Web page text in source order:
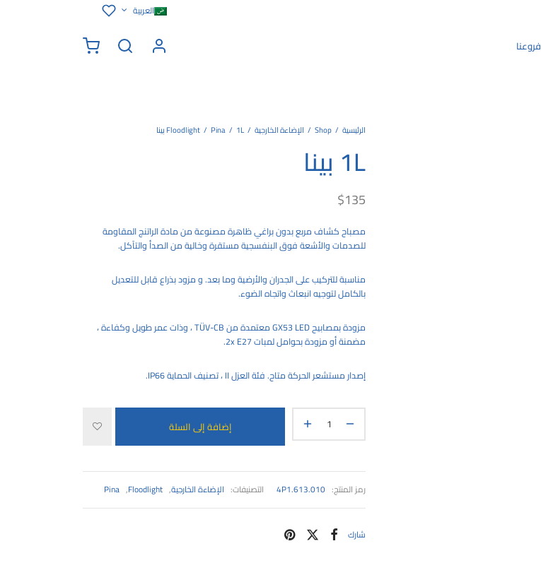
العربية
فروعنا
الرئيسية /
Shop
/ الإضاءة الخارجية /
Floodlight / Pina / 1L بينا
1L بينا
$135
مصباح كشاف مربع بدون براغي ظاهرة مصنوعة من مادة الراتنج المقاومة
للصدمات والأشعة فوق البنفسجية مستقرة وخالية من الصدأ والتآكل.
مناسبة للتركيب على الجدران والأرضية وما بعد. و مزود بذراع قابل للتعديل
بالكامل لتوجيه انبعاث واتجاه الضوء.
مزودة بمصابيح GX53 LED معتمدة من TÜV-CB ، وذات عمر طويل وكفاءة ،
مضمنة أو مزودة بحوامل لمبات 2x E27.
إصدار مستشعر الحركة متاح. فئة العزل II ، تصنيف الحماية IP66.
إضافة إلى السلة
رمز المنتج: 4P1.613.010 التصنيفات: الإضاءة الخارجية,
Floodlight
,
Pina
شارك